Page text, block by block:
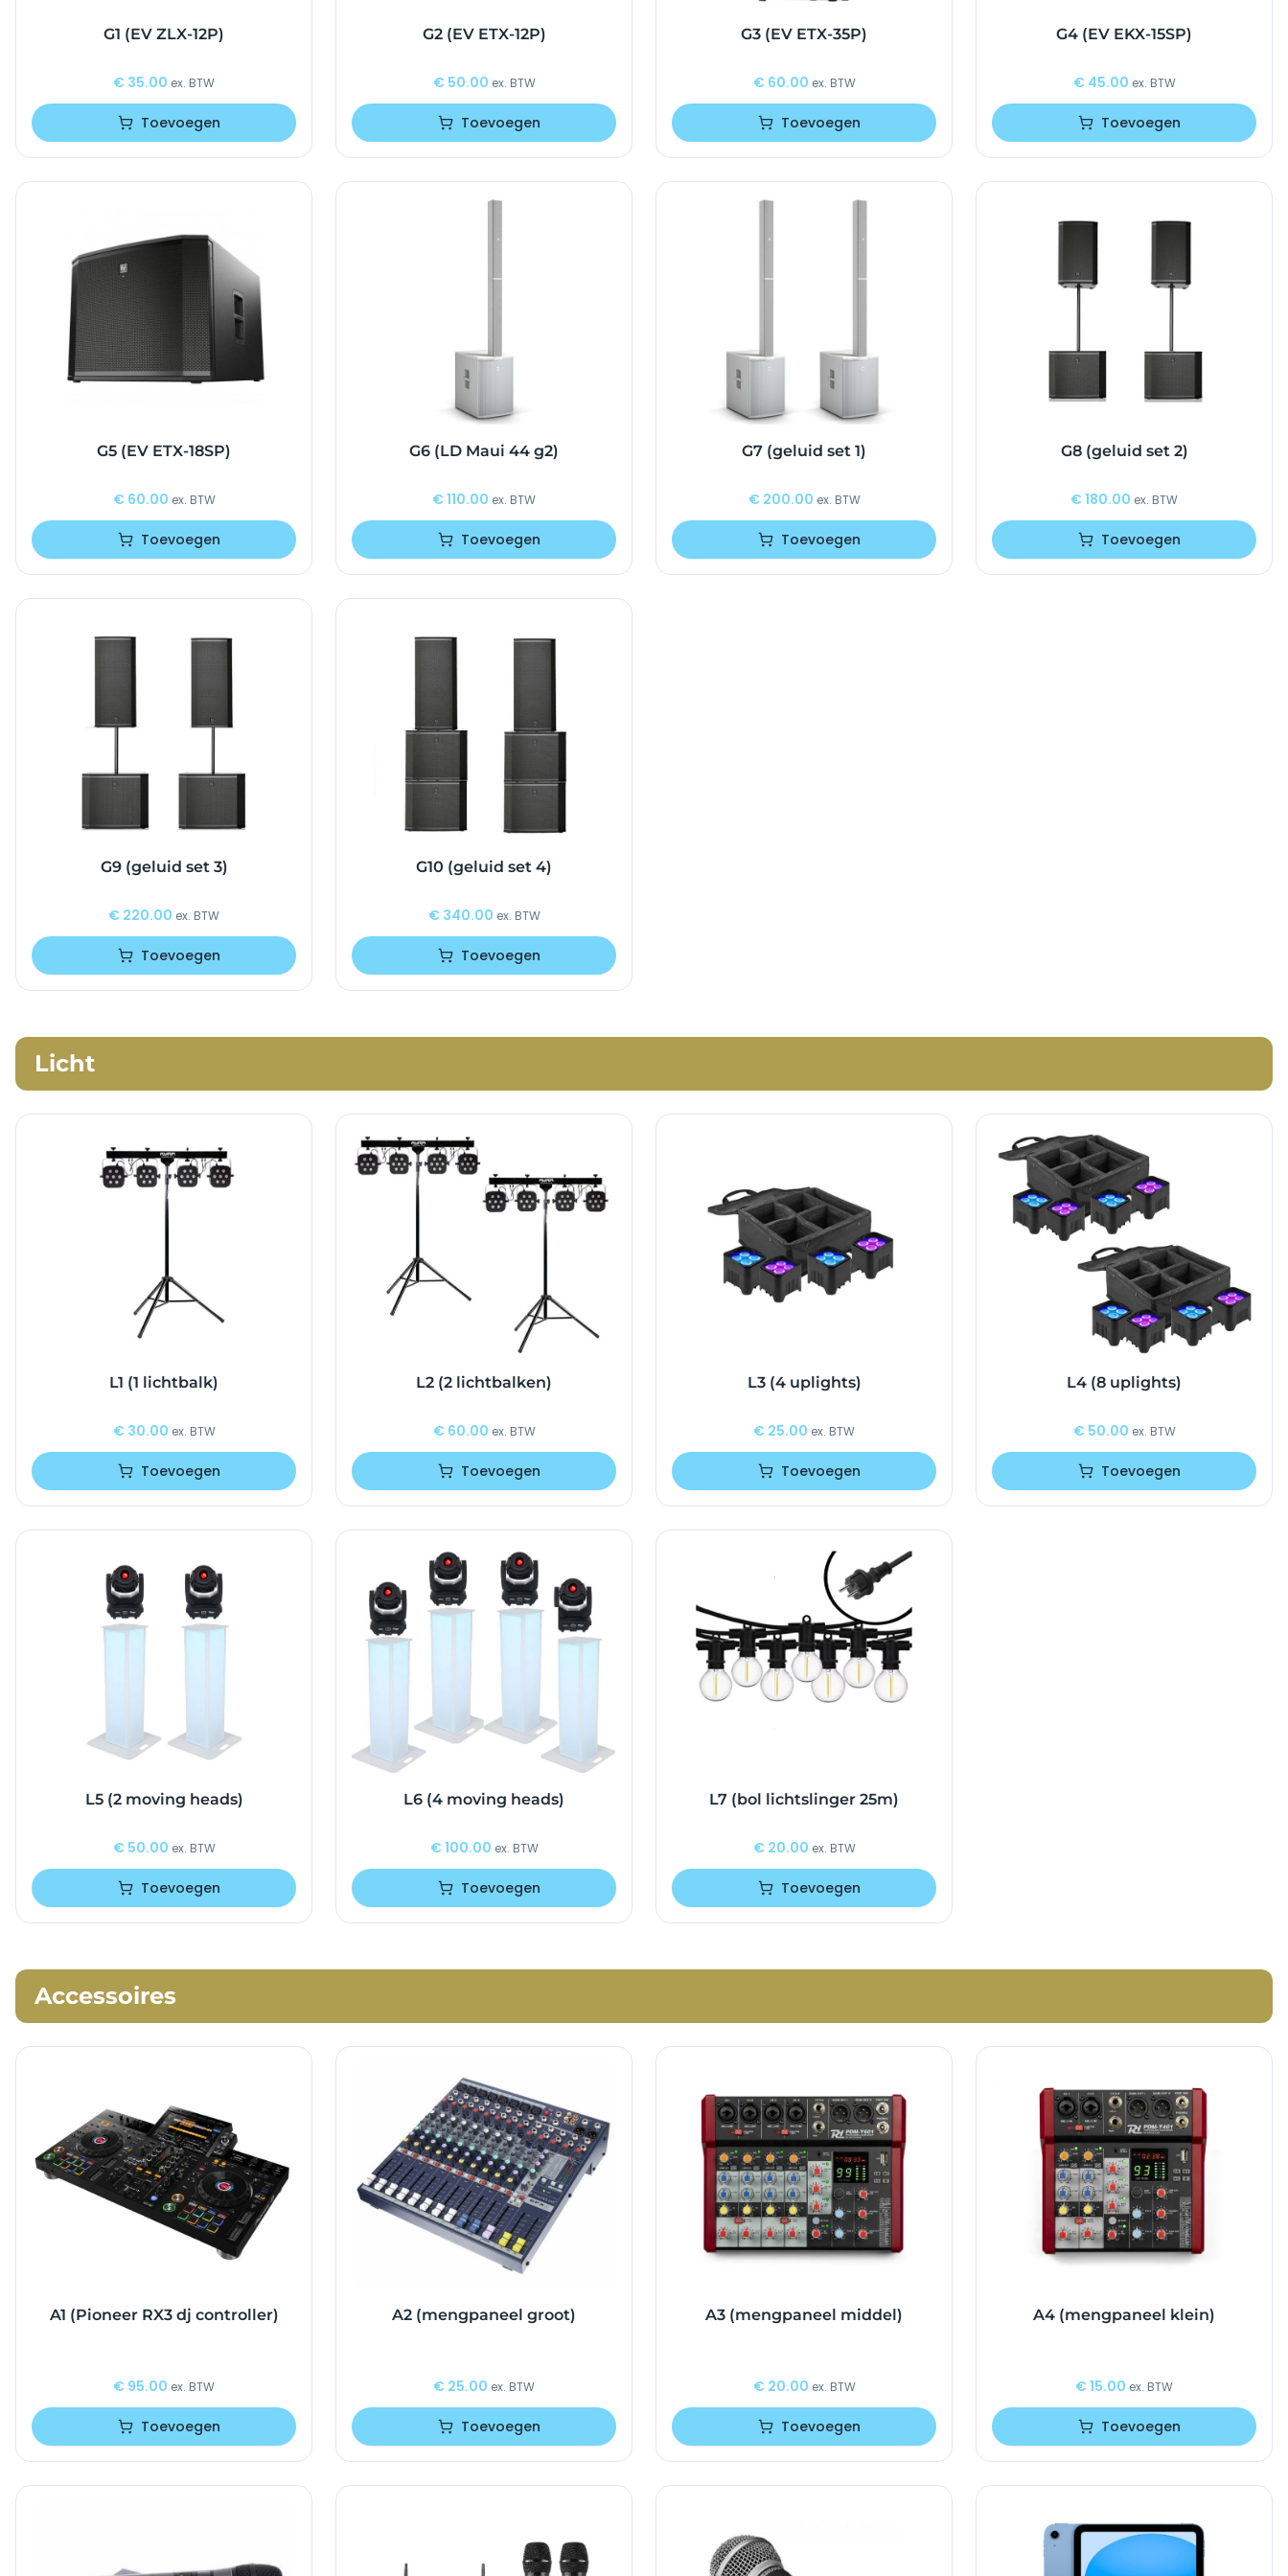
G1 (EV ZLX-12P)
€ 35.00 ex. BTW
Toevoegen
G2 (EV ETX-12P)
€ 50.00 ex. BTW
Toevoegen
G3 (EV ETX-35P)
€ 60.00 ex. BTW
Toevoegen
G4 (EV EKX-15SP)
€ 45.00 ex. BTW
Toevoegen
G5 (EV ETX-18SP)
€ 60.00 ex. BTW
Toevoegen
G6 (LD Maui 44 g2)
€110.00 ex. BTW
Toevoegen
G7 (geluid set 1)
€ 200.00 ex. BTW
Toevoegen
G8 (geluid set 2)
€180.00 ex. BTW
Toevoegen
G9 (geluid set 3)
€ 220.00 ex. BTW
Toevoegen
G10 (geluid set 4)
€ 340.00 ex. BTW
Toevoegen
Licht
L1 (1 lichtbalk)
€ 30.00 ex. BTW
Toevoegen
L2 (2 lichtbalken)
€ 60.00 ex. BTW
Toevoegen
L3 (4 uplights)
€ 25.00 ex. BTW
Toevoegen
L4 (8 uplights)
€ 50.00 ex. BTW
Toevoegen
L5 (2 moving heads)
€ 50.00 ex. BTW
Toevoegen
L6 (4 moving heads)
€100.00 ex. BTW
Toevoegen
L7 (bol lichtslinger 25m)
€ 20.00 ex. BTW
Toevoegen
Accessoires
A1 (Pioneer RX3 dj controller)
€ 95.00 ex. BTW
Toevoegen
A2 (mengpaneel groot)
€ 25.00 ex. BTW
Toevoegen
A3 (mengpaneel middel)
€ 20.00 ex. BTW
Toevoegen
A4 (mengpaneel klein)
€15.00 ex. BTW
Toevoegen